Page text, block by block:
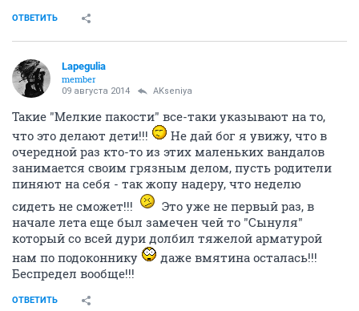
ОТВЕТИТЬ
Lapegulia
member
09 августа 2014 AKseniya
Такие "Мелкие пакости" все-таки указывают на то,
что это делают дети!!!
Не дай бог я увижу, что в
очередной раз кто-то из этих маленьких вандалов
занимается своим грязным делом, пусть родители
пиняют на себя - так жопу надеру, что неделю
сидеть не сможет!!!
Это уже не первый раз, в
начале лета еще был замечен чей то "Сынуля"
который со всей дури долбил тяжелой арматурой
нам по подоконнику
даже вмятина осталась!!!
Беспредел вообще!!!
ОТВЕТИТЬ